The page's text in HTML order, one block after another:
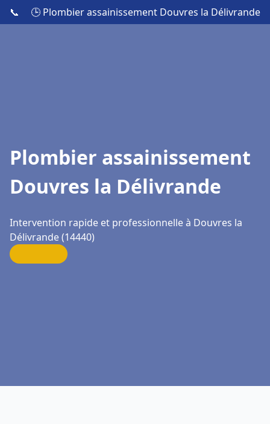
📞 🕒 Plombier assainissement Douvres la Délivrande
Plombier assainissement
Douvres la Délivrande
Intervention rapide et professionnelle à Douvres la
Délivrande (14440)